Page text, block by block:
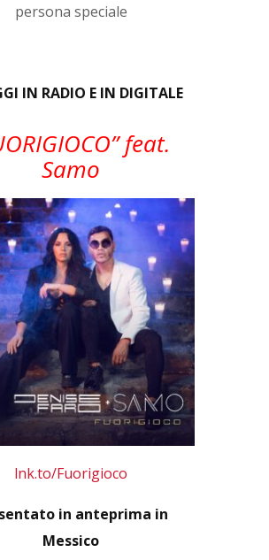
persona speciale
IN RADIO E IN DIGITALE
feat.
Samo
lnk.to/Fuorigioco
in anteprima in
Messico